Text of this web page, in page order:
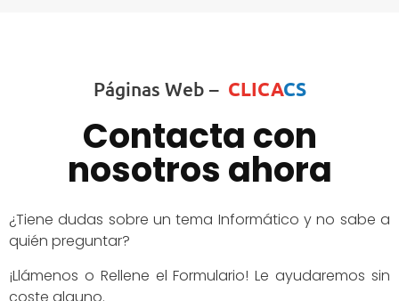
Páginas Web – CLICACS
Contacta con
nosotros ahora
¿Tiene dudas sobre un tema Informático y no sabe a
quién preguntar?
¡Llámenos o Rellene el Formulario! Le ayudaremos sin
coste alguno.